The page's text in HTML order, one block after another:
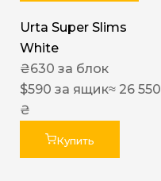
Urta Super Slims
White
₴630 за блок
$590 за ящик≈ 26 550
₴
Купить